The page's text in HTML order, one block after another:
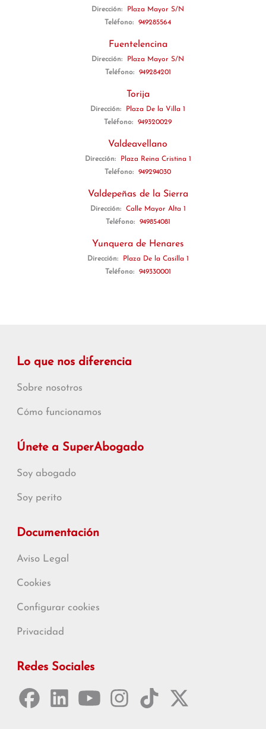
Dirección:
Plaza Mayor S/N
Teléfono:
949285564
Fuentelencina
Dirección:
Plaza Mayor S/N
Teléfono:
949284201
Torija
Dirección:
Plaza De la Villa 1
Teléfono:
949320029
Valdeavellano
Dirección:
Plaza Reina Cristina 1
Teléfono:
949294030
Valdepeñas de la Sierra
Dirección:
Calle Mayor Alta 1
Teléfono:
949854081
Yunquera de Henares
Dirección:
Plaza De la Casilla 1
Teléfono:
949330001
Lo que nos diferencia
Sobre nosotros
Cómo funcionamos
Únete a SuperAbogado
Soy abogado
Soy perito
Documentación
Aviso Legal
Cookies
Configurar cookies
Privacidad
Redes Sociales